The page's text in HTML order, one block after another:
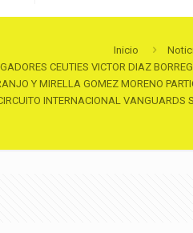
Inicio
CEUTIES VICTOR DIAZ
Y MIRELLA GOMEZ MORENO
INTERNACIONAL VANGUARDS